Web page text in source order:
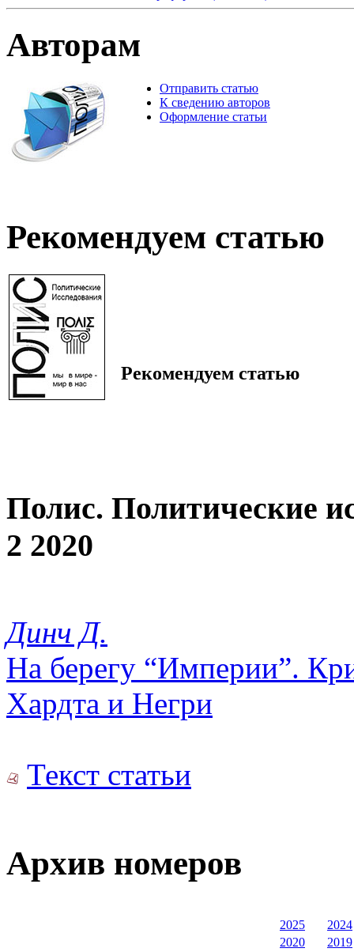
Авторам
Отправить статью
К сведению авторов
Оформление статьи
Рекомендуем статью
Рекомендуем статью
Полис. Политические
2 2020
Динч Д.
На берегу “Империи”.
Хардта и Негри
Текст статьи
Архив номеров
2025
2024
2020
2019